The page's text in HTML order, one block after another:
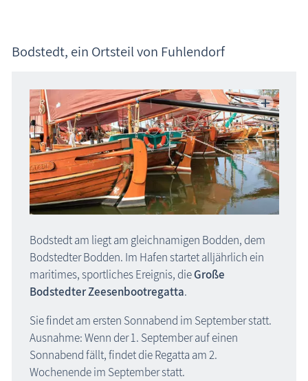
Bodstedt, ein Ortsteil von Fuhlendorf
Bodstedt am liegt am gleichnamigen Bodden, dem
Bodstedter Bodden. Im Hafen startet alljährlich ein
maritimes, sportliches Ereignis, dieGroße
Bodstedter Zeesenbootregatta.
Sie findet am ersten Sonnabend im September statt.
Ausnahme: Wenn der 1. September auf einen
Sonnabend fällt, findet die Regatta am 2.
Wochenende im September statt.